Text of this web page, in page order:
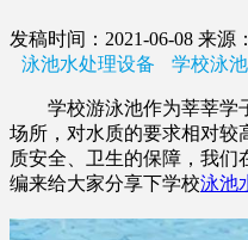
发稿时间：2021-06-08 来源
泳池水处理设备
学校泳池
学校游泳池作为莘莘学
场所，对水质的要求相对较
质安全、卫生的保障，我
编来给大家分享下学校泳池